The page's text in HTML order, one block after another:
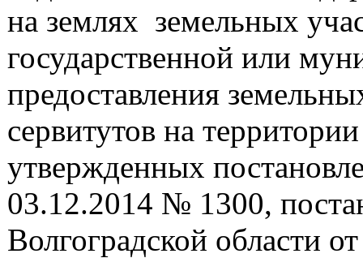
на землях земельных
государственной или
предоставления
сервитутов на
утвержденных
03.12.2014 № 1300,
Волгоградской области